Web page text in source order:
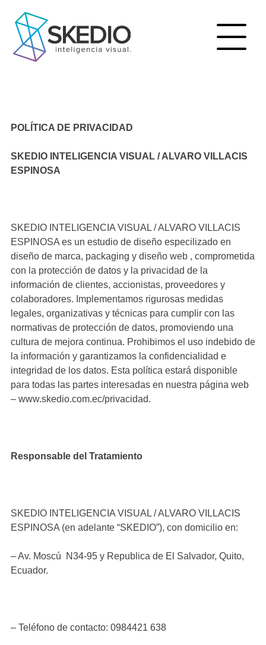
content
POLÍTICA DE PRIVACIDAD
SKEDIO INTELIGENCIA VISUAL / ALVARO VILLACIS
ESPINOSA
SKEDIO INTELIGENCIA VISUAL / ALVARO VILLACIS
ESPINOSA es un estudio de diseño especilizado en
diseño de marca, packaging y diseño web , comprometida
con la protección de datos y la privacidad de la
información de clientes, accionistas, proveedores y
colaboradores. Implementamos rigurosas medidas
legales, organizativas y técnicas para cumplir con las
normativas de protección de datos, promoviendo una
cultura de mejora continua. Prohibimos el uso indebido de
la información y garantizamos la confidencialidad e
integridad de los datos. Esta política estará disponible
para todas las partes interesadas en nuestra página web
– www.skedio.com.ec/privacidad.
Responsable del Tratamiento
SKEDIO INTELIGENCIA VISUAL / ALVARO VILLACIS
ESPINOSA (en adelante “SKEDIO”), con domicilio en:
– Av. Moscú N34-95 y Republica de El Salvador, Quito,
Ecuador.
– Teléfono de contacto: 0984421 638